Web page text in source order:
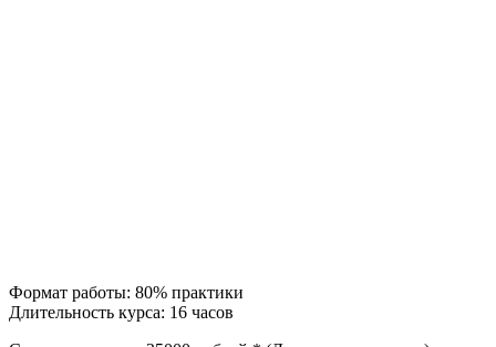
Формат работы: 80% практики
Длительность курса: 16 часов